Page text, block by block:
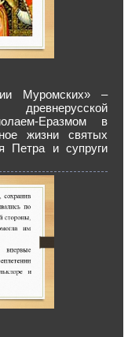
Муромских» –
Еразмом в
жизни святых
Петра и супруги